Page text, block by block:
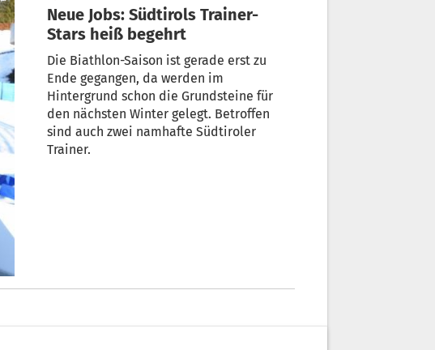
Neue Jobs: Südtirols Trainer-
Stars heiß begehrt
Die Biathlon-Saison ist gerade erst zu
Ende gegangen, da werden im
Hintergrund schon die Grundsteine für
den nächsten Winter gelegt. Betroffen
sind auch zwei namhafte Südtiroler
Trainer.